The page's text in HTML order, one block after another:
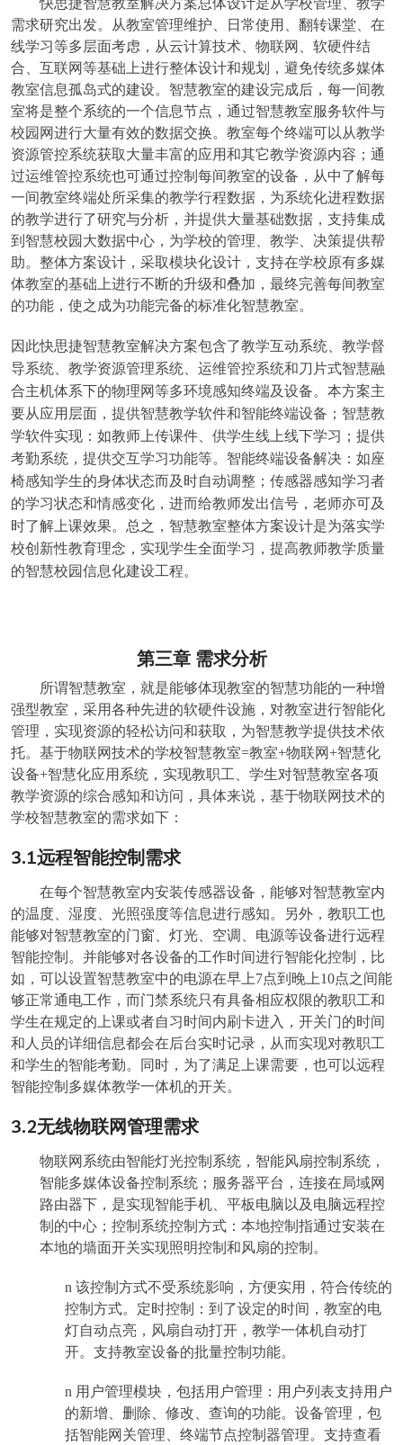
快思捷智慧教室解决方案总体设计是从学校管理、教学
需求研究出发。从教室管理维护、日常使用、翻转课堂、在
线学习等多层面考虑，从云计算技术、物联网、软硬件结
合、互联网等基础上进行整体设计和规划，避免传统多媒体
教室信息孤岛式的建设。智慧教室的建设完成后，每一间教
室将是整个系统的一个信息节点，通过智慧教室服务软件与
校园网进行大量有效的数据交换。教室每个终端可以从教学
资源管控系统获取大量丰富的应用和其它教学资源内容；通
过运维管控系统也可通过控制每间教室的设备，从中了解每
一间教室终端处所采集的教学行程数据，为系统化进程数据
的教学进行了研究与分析，并提供大量基础数据，支持集成
到智慧校园大数据中心，为学校的管理、教学、决策提供帮
助。整体方案设计，采取模块化设计，支持在学校原有多媒
体教室的基础上进行不断的升级和叠加，最终完善每间教室
的功能，使之成为功能完备的标准化智慧教室。
因此快思捷智慧教室解决方案包含了教学互动系统、教学督
导系统、教学资源管理系统、运维管控系统和刀片式智慧融
合主机体系下的物理网等多环境感知终端及设备。本方案主
要从应用层面，提供智慧教学软件和智能终端设备；智慧教
学软件实现：如教师上传课件、供学生线上线下学习；提供
考勤系统，提供交互学习功能等。智能终端设备解决：如座
椅感知学生的身体状态而及时自动调整；传感器感知学习者
的学习状态和情感变化，进而给教师发出信号，老师亦可及
时了解上课效果。总之，智慧教室整体方案设计是为落实学
校创新性教育理念，实现学生全面学习，提高教师教学质量
的智慧校园信息化建设工程。
第三章 需求分析
所谓智慧教室，就是能够体现教室的智慧功能的一种增
强型教室，采用各种先进的软硬件设施，对教室进行智能化
管理，实现资源的轻松访问和获取，为智慧教学提供技术依
托。基于物联网技术的学校智慧教室=教室+物联网+智慧化
设备+智慧化应用系统，实现教职工、学生对智慧教室各项
教学资源的综合感知和访问，具体来说，基于物联网技术的
学校智慧教室的需求如下：
3.1远程智能控制需求
在每个智慧教室内安装传感器设备，能够对智慧教室内
的温度、湿度、光照强度等信息进行感知。另外，教职工也
能够对智慧教室的门窗、灯光、空调、电源等设备进行远程
智能控制。并能够对各设备的工作时间进行智能化控制，比
如，可以设置智慧教室中的电源在早上7点到晚上10点之间能
够正常通电工作，而门禁系统只有具备相应权限的教职工和
学生在规定的上课或者自习时间内刷卡进入，开关门的时间
和人员的详细信息都会在后台实时记录，从而实现对教职工
和学生的智能考勤。同时，为了满足上课需要，也可以远程
智能控制多媒体教学一体机的开关。
3.2无线物联网管理需求
物联网系统由智能灯光控制系统，智能风扇控制系统，
智能多媒体设备控制系统 ；服务器平台，连接在局域网
路由器下，是实现智能手机、平板电脑以及电脑远程控
制的中心；控制系统控制方式：本地控制指通过安装在
本地的墙面开关实现照明控制和风扇的控制。
n 该控制方式不受系统影响，方便实用，符合传统的
控制方式。定时控制：到了设定的时间，教室的电
灯自动点亮，风扇自动打开，教学一体机自动打
开。支持教室设备的批量控制功能。
n 用户管理模块，包括用户管理：用户列表支持用户
的新增、删除、修改、查询的功能。设备管理，包
括智能网关管理、终端节点控制器管理。支持查看